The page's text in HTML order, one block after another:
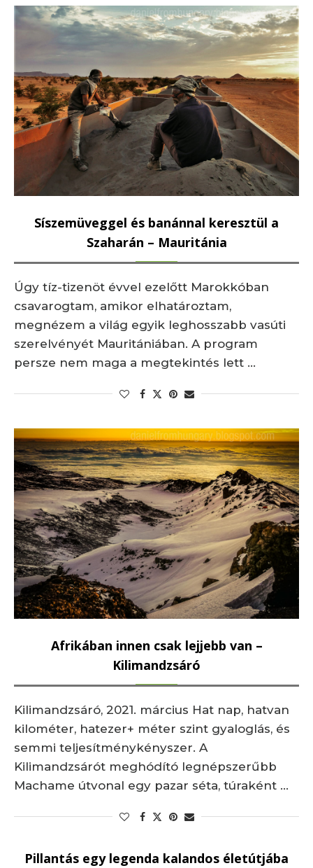
Síszemüveggel és banánnal keresztül a
Szaharán – Mauritánia
Úgy tíz-tizenöt évvel ezelőtt Marokkóban
csavarogtam, amikor elhatároztam,
megnézem a világ egyik leghosszabb vasúti
szerelvényét Mauritániában. A program
persze nem maga a megtekintés lett …
Afrikában innen csak lejjebb van –
Kilimandzsáró
Kilimandzsáró, 2021. március Hat nap, hatvan
kilométer, hatezer+ méter szint gyaloglás, és
semmi teljesítménykényszer. A
Kilimandzsárót meghódító legnépszerűbb
Machame útvonal egy pazar séta, túraként …
Pillantás egy legenda kalandos életútjába